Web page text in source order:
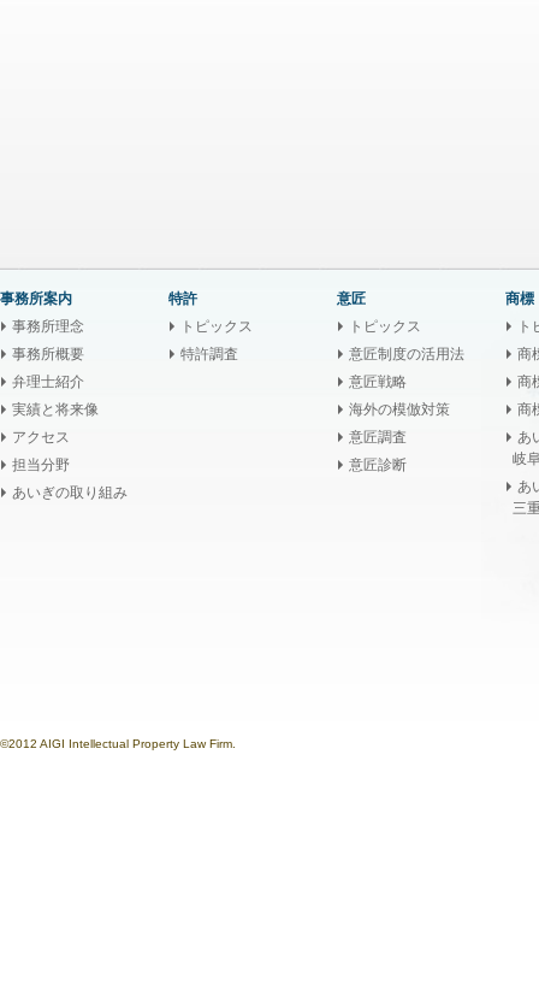
事務所案内
事務所理念
事務所概要
弁理士紹介
実績と将来像
アクセス
担当分野
あいぎの取り組み
特許
トピックス
特許調査
意匠
トピックス
意匠制度の活用法
意匠戦略
海外の模倣対策
意匠調査
意匠診断
商標
ト
商
商
商
あ
岐
あ
三
©2012 AIGI Intellectual Property Law Firm.